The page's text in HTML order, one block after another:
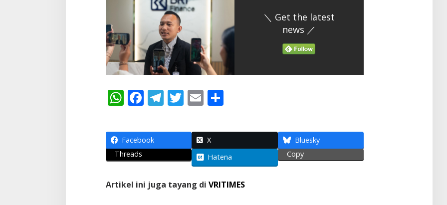
＼ Get the latest
news ／
W
at
s
A
p
p
F
e
b
o
o
k
T
e
gr
a
m
T
itt
er
E
ai
l
S
ar
e
Facebook X
Bluesky
Threads
Hatena Copy
Artikel ini juga tayang di VRITIMES